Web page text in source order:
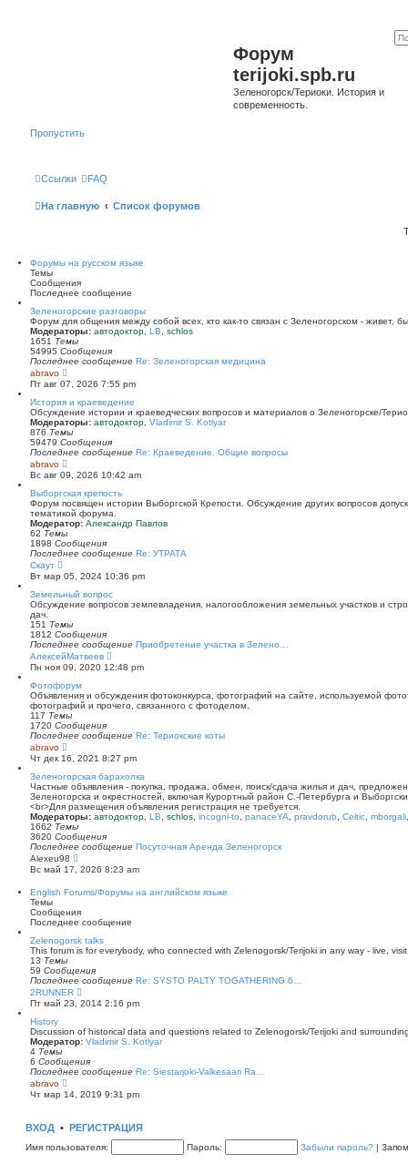
Форум
terijoki.spb.ru
Зеленогорск/Териоки. История и
современность.
Пропустить
Ссылки FAQ
На главную Список форумов
Форумы на русском языке
Темы
Сообщения
Последнее сообщение
Зеленогорские разговоры
Форум для общения между собой всех, кто как-то связан с Зеленогорском - живет,
Модераторы: автодоктор LB
schlos
1651 Темы
54995 Сообщения
Последнее сообщение Re: Зеленогорская медицина
abravo
е
р
е
й
т
и
к
п
с
л
е
д
н
е
м
у
с
б
е
н
ю
Пт авг 07, 2026 7:55 pm
История и краеведение
Обсуждение истории и краеведческих вопросов и материалов о Зеленогорске/
Модераторы: автодоктор Vladimir S. Kotlyar
876 Темы
59479 Сообщения
Последнее сообщение Re: Краеведение. Общие вопросы
abravo
е
р
е
й
т
и
к
п
о
л
е
д
н
м
у
с
о
о
б
е
н
и
ю
Вс авг 09, 2026 10:42 am
Выборгская крепость
Форум посвящен истории Выборгской Крепости. Обсуждение других вопросов
тематикой форума.
Модератор: Александр Павлов
62 Темы
1898 Сообщения
Последнее сообщение Re: УТРАТА
Скаут
е
р
е
й
т
и
к
п
о
с
л
е
д
н
е
м
у
с
о
о
щ
е
н
и
ю
Вт мар 05, 2024 10:36 pm
Земельный вопрос
Обсуждение вопросов землевладения, налогообложения земельных участков и
дач.
151 Темы
1812 Сообщения
Последнее сообщение Приобретение участка в Зелено…
АлексейМатвеев
е
р
й
т
п
с
л
е
д
н
е
м
у
о
щ
н
Пн ноя 09, 2020 12:48 pm
Фотофорум
Объявления и обсуждения фотоконкурса, фотографий на сайте, используемой
фотографий и прочего, связанного с фотоделом.
117 Темы
1720 Сообщения
Последнее сообщение Re: Териокские коты
abravo
е
р
е
й
т
и
к
п
о
с
л
е
д
е
у
с
о
б
щ
е
н
и
ю
Чт дек 16, 2021 8:27 pm
Зеленогорская барахолка
Частные объявления - покупка, продажа, обмен, поиск/сдача жилья и дач,
Зеленогорска и окрестностей, включая Курортный район С.-Петербурга и
<br>Для размещения объявления регистрация не требуется.
Модераторы: автодоктор LB schlos incogni-to panaceYA pravdorub Celtic mborgali
1662 Темы
3620 Сообщения
Последнее сообщение Посуточная Аренда Зеленогорск
Alexeu98
е
р
й
и
к
п
о
с
е
д
н
е
с
о
б
щ
н
Вс май 17, 2026 8:23 am
English Forums/Форумы на английском языке
Темы
Сообщения
Последнее сообщение
Zelenogorsk talks
This forum is for everybody, who connected with Zelenogorsk/Terijoki in any way - live,
13 Темы
59 Сообщения
Последнее сообщение Re: SYSTO PALTY TOGATHERING 6…
2RUNNER
е
р
й
т
к
п
с
л
н
м
Пт май 23, 2014 2:16 pm
History
Discussion of historical data and questions related to Zelenogorsk/Terijoki and
Модератор: Vladimir S. Kotlyar
4 Темы
6 Сообщения
Последнее сообщение Re: Siestarjoki-Valkesaari Ra…
abravo
е
р
т
к
Чт мар 14, 2019 9:31 pm
ВХОД • РЕГИСТРАЦИЯ
Имя пользователя: Пароль: Забыли пароль? |